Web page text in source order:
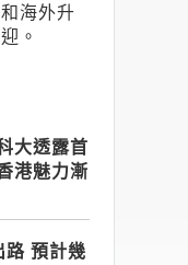
海外升
。
大透露首
港魅力漸
路 預計幾